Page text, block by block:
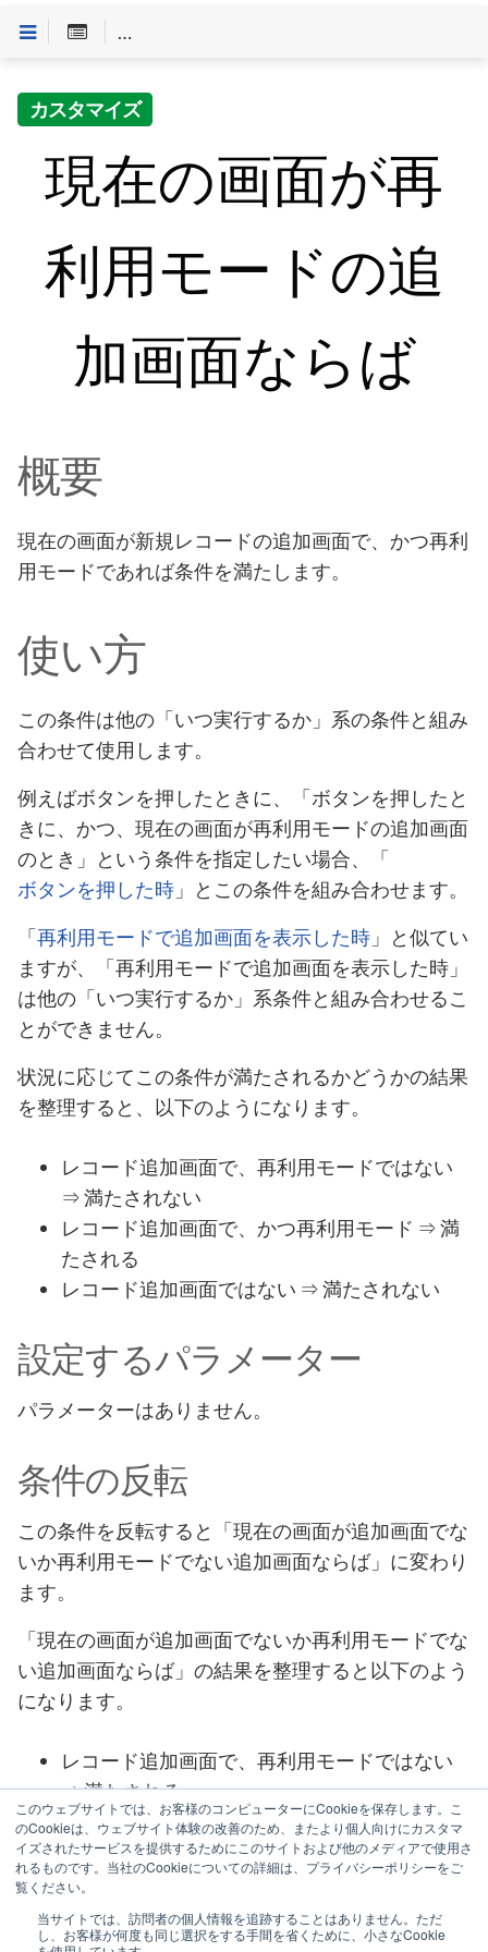
このウェブサイトでは、お客様のコンピューターにCookieを保存します。こ
のCookieは、ウェブサイト体験の改善のため、またより個人向けにカスタマ
イズされたサービスを提供するためにこのサイトおよび他のメディアで使用さ
れるものです。当社のCookieについての詳細は、プライバシーポリシーをご
覧ください。
当サイトでは、訪問者の個人情報を追跡することはありません。ただ
し、お客様が何度も同じ選択をする手間を省くために、小さなCookie
Customineドキュメントへようこそ
カスタマイズ
現在の画面が再
利用モードの追
加画面ならば
概要
現在の画面が新規レコードの追加画面で、かつ再利
用モードであれば条件を満たします。
使い方
この条件は他の「いつ実行するか」系の条件と組み
合わせて使用します。
例えばボタンを押したときに、「ボタンを押したと
きに、かつ、現在の画面が再利用モードの追加画面
のとき」という条件を指定したい場合、「
ボタンを押した時 」とこの条件を組み合わせます。
「再利用モードで追加画面を表示した時 」と似てい
ますが、「再利用モードで追加画面を表示した時」
は他の「いつ実行するか」系条件と組み合わせるこ
とができません。
状況に応じてこの条件が満たされるかどうかの結果
を整理すると、以下のようになります。
レコード追加画面で、再利用モードではない
⇒ 満たされない
レコード追加画面で、かつ再利用モード ⇒ 満
たされる
レコード追加画面ではない ⇒ 満たされない
設定するパラメーター
パラメーターはありません。
条件の反転
この条件を反転すると「現在の画面が追加画面でな
いか再利用モードでない追加画面ならば」に変わり
ます。
「現在の画面が追加画面でないか再利用モードでな
い追加画面ならば」の結果を整理すると以下のよう
になります。
レコード追加画面で、再利用モードではない
⇒ 満たされる
レコード追加画面で、かつ再利用モード ⇒ 満
たされない
レコード追加画面ではない ⇒ 満たされる